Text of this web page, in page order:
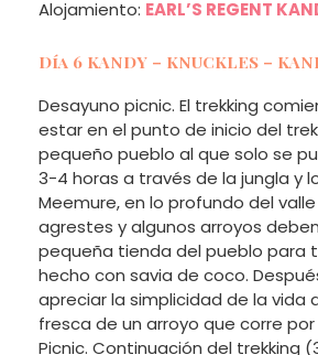
Alojamiento: EARL’S REGENT
Día 6 KANDY – KNUCKLES –
Desayuno picnic. El trekking
estar en el punto de inicio del
pequeño pueblo al que solo se
3-4 horas a través de la jungla y
Meemure, en lo profundo del
agrestes y algunos arroyos
pequeña tienda del pueblo para
hecho con savia de coco.
apreciar la simplicidad de la vida
fresca de un arroyo que corre
Picnic. Continuación del trekking